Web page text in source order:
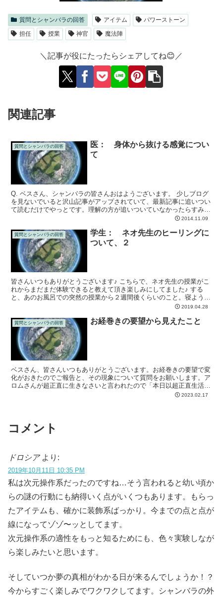
質問とシャンバラの回答 アイテム
パワーストーン
担任
授業 神官 魔法陣
＼記事が役にたったらシェアしてね😊／
関連記事
質問とシャンバラの回答
医： 身体から抜ける感覚につい
て
Q. ベスさん、シャンバラの皆さんおはようございます。 少しブログ
を見ないでいると沢山記事がアップされていて、最新記事に追いつい
て読むだけでやっとです。理解の方が追いついていなかったらすみま
2014.11.09
質問とシャンバラの回答
学生： ネオ先生のヒーリングに
ついて、２
皆さんいつもありがとうございます♪ こちらで、ネオ先生の授業がこ
れからまだまだ体験できると教えて頂き楽しみにしてました♪ する
と、あのお風呂での突然の授業から２週間後くらいのこと。寝ようと
お布団に入ったとたん、足裏マッサージのような３Dヒー...2019.04.28
質問とシャンバラの回答 お経巻きの要望から見えたこと
ベスさん、皆さんいつもありがとうございます。お経巻きの要望で変
化がおきたのでご報告と、その現象について質問をお願いします。ア
ロムさんが超正直に生きなさいと言われたので「本日以超正直生活」
という要望で１ヶ月自分をお経巻きしたところ、とてもスム...2023.02.17
コメント
ドロシア より:
2019年10月11日 10:35 PM
私は次元操作系だったのですね…そう言われると幼い頃か
らの謎の行動にも納得いく点がいくつもあります。もらっ
たアイテムも、確かに装飾系ばっかり。今までの点と点が
線になってゾゾ〜ッとしてます。
次元操作系の適性をもっと知るためにも、色々実験しなが
ら楽しみたいと思います。
そしていつか夢の真相がわかる日が来るんでしょうか！？
今からすごく楽しみでワクワクしてます。シャンバラの外